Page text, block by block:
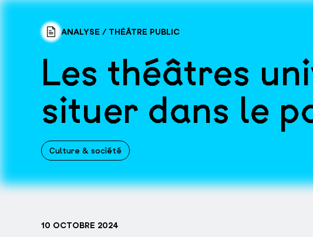
ANALYSE / THÉÂTRE PUBLIC
Les théâtres
situer dans le
Culture & société
10 OCTOBRE 2024